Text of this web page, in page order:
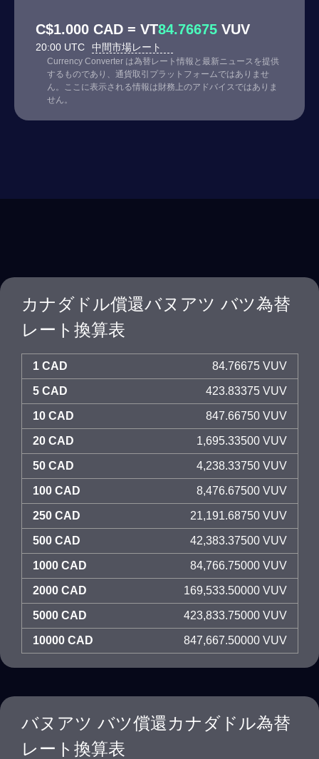
C$1.000 CAD = VT84.76675 VUV
20:00 UTC 中間市場レート
Currency Converter は為替レート情報と最新ニュースを提供
するものであり、通貨取引プラットフォームではありませ
ん。ここに表示される情報は財務上のアドバイスではありま
せん。
カナダドル償還バヌアツ バツ為替
レート換算表
1 CAD 84.76675 VUV
5 CAD 423.83375 VUV
10 CAD 847.66750 VUV
20 CAD 1,695.33500 VUV
50 CAD 4,238.33750 VUV
100 CAD 8,476.67500 VUV
250 CAD 21,191.68750 VUV
500 CAD 42,383.37500 VUV
1000 CAD 84,766.75000 VUV
2000 CAD 169,533.50000 VUV
5000 CAD 423,833.75000 VUV
10000 CAD 847,667.50000 VUV
バヌアツ バツ償還カナダドル為替
レート換算表